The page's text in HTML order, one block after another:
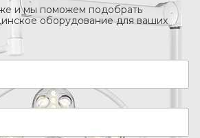
и мы поможем подобрать
оборудование для ваших